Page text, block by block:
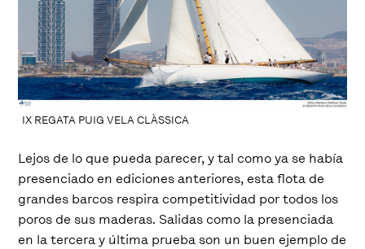
IX REGATA PUIG VELA CLÀSSICA
Lejos de lo que pueda parecer, y tal como ya se había
presenciado en ediciones anteriores, esta flota de
grandes barcos respira competitividad por todos los
poros de sus maderas. Salidas como la presenciada
en la tercera y última prueba son un buen ejemplo de